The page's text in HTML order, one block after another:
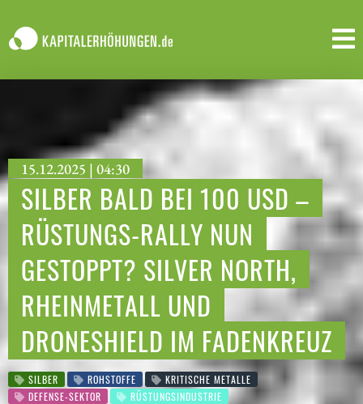
15.12.2025 | 04:30
SILBER BALD BEI 100 USD –
RÜSTUNGS-RALLY NUN
GESTOPPT? SILVER NORTH,
RHEINMETALL UND
DRONESHIELD IM FADENKREUZ
SILBER ROHSTOFFE
KRITISCHE METALLE
DEFENSE-SEKTOR
RÜSTUNGSINDUSTRIE